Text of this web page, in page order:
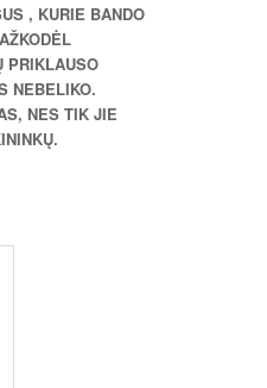
, KURIE BANDO
PRIKLAUSO
NEBELIKO.
NES TIK JIE